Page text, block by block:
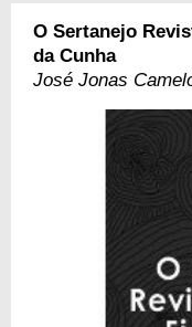
O Sertanejo
da Cunha
José Jonas